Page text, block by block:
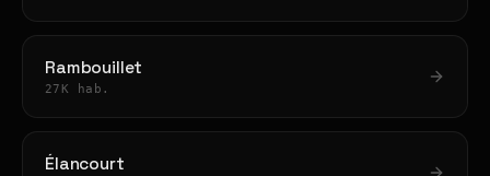
Rambouillet
27K hab.
Élancourt